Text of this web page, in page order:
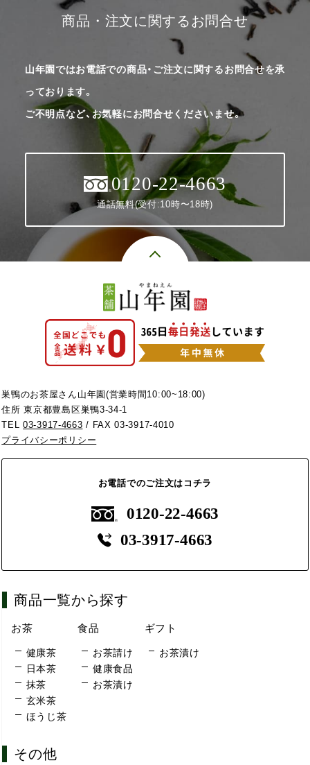
商品・注文に関するお問合せ
山年園ではお電話での商品・ご注文に関するお問合せを承
っております。
ご不明点など、お気軽にお問合せくださいませ。
0120-22-4663
通話無料(受付:10時〜18時)
巣鴨のお茶屋さん山年園(営業時間10:00~18:00)
住所 東京都豊島区巣鴨3-34-1
TEL03-3917-4663 / FAX 03-3917-4010
プライバシーポリシー
お電話でのご注文はコチラ
0120-22-4663
03-3917-4663
商品一覧から探す
お茶
健康茶
日本茶
抹茶
玄米茶
ほうじ茶
食品
お茶請け
健康食品
お茶漬け
ギフト
お茶漬け
その他